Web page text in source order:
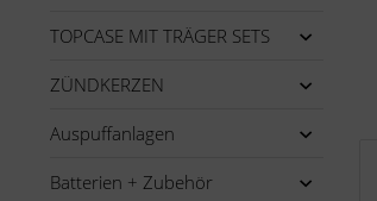
TOPCASE MIT TRÄGER SETS
ZÜNDKERZEN
Auspuffanlagen
Batterien + Zubehör